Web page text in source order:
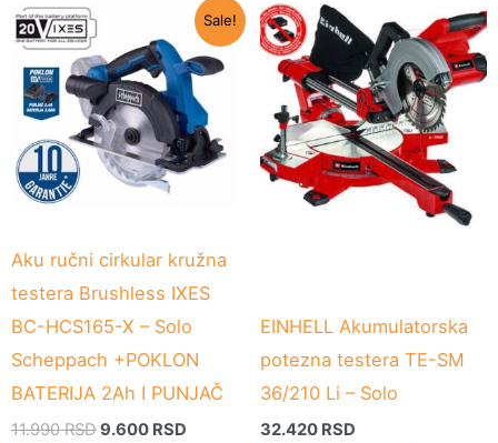
Sale!
Aku ručni cirkular kružna
testera Brushless IXES
BC-HCS165-X – Solo
Scheppach +POKLON
BATERIJA 2Ah I PUNJAČ
11.990RSD
je
bila:
11.990 RSD.
9.600 RSD
Trenutna
cena
je:
9.600 RSD.
EINHELL Akumulatorska
potezna testera TE-SM
36/210 Li – Solo
32.420 RSD